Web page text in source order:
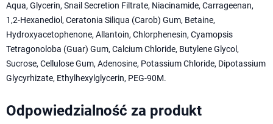
Aqua, Glycerin, Snail Secretion Filtrate, Niacinamide, Carrageenan,
1,2-Hexanediol, Ceratonia Siliqua (Carob) Gum, Betaine,
Hydroxyacetophenone, Allantoin, Chlorphenesin, Cyamopsis
Tetragonoloba (Guar) Gum, Calcium Chloride, Butylene Glycol,
Sucrose, Cellulose Gum, Adenosine, Potassium Chloride, Dipotassium
Glycyrhizate, Ethylhexylglycerin, PEG-90M.
Odpowiedzialność za produkt